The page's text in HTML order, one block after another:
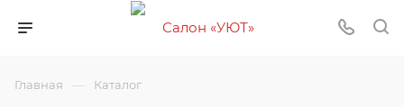
Главная — Каталог